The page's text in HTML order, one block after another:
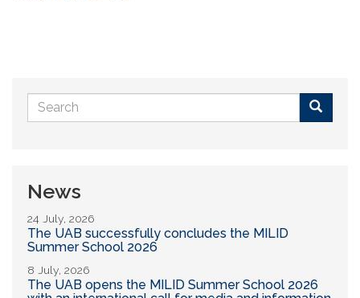
Search
form
News
24 July, 2026
The UAB successfully concludes the MILID
Summer School 2026
8 July, 2026
The UAB opens the MILID Summer School 2026